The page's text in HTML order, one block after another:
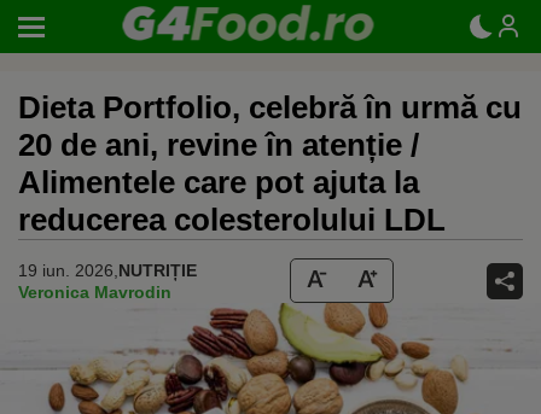
Dieta Portfolio, celebră în urmă cu
20 de ani, revine în atenție /
Alimentele care pot ajuta la
reducerea colesterolului LDL
19 iun. 2026, NUTRIȚIE
Veronica Mavrodin